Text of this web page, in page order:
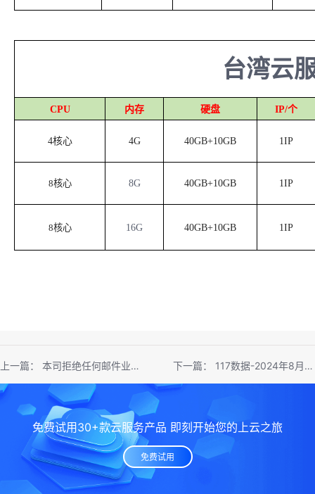
台湾云
CPU 内存 硬盘 IP/个
4核心 4G 40GB+10GB 1IP
8核心 8G 40GB+10GB 1IP
8核心 16G 40GB+10GB 1IP
上一篇： 本司拒绝任何邮件业务，关闭任何邮件端口 下一篇： 117数据-2024年8月优惠活动
免费试用30+款云服务产品 即刻开始您的上云之旅
免费试用